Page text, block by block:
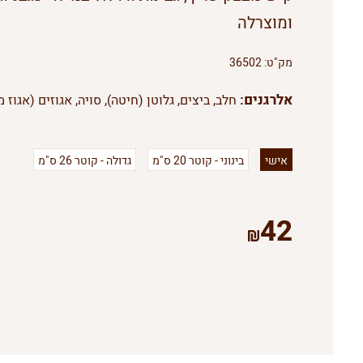
ומוצרלה
מק"ט:36502
אלרגנים: חלב, ביצים, גלוטן (חיטה), סויה, אגוזים (אגוז
אישי בינוני - קוטר 20 ס"מ גדולה - קוטר 26 ס"מ
42